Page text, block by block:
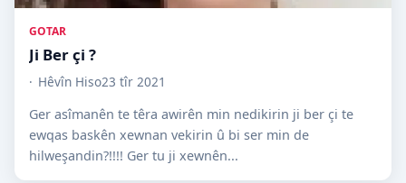
GOTAR
Ji Ber çi ?
Hêvîn Hiso23 tîr 2021
Ger asîmanên te têra awirên min nedikirin ji ber çi te
ewqas baskên xewnan vekirin û bi‏ ser ‏min‏ de‏
hilweşandin?!!!!‏ Ger tu ji xewnên...